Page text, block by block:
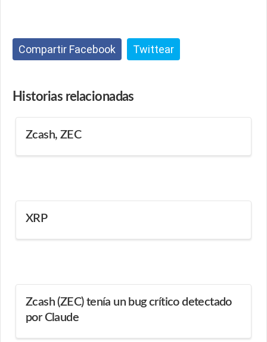
Compartir Facebook Twittear
Historias relacionadas
Zcash, ZEC
XRP
Zcash (ZEC) tenía un bug crítico detectado
por Claude